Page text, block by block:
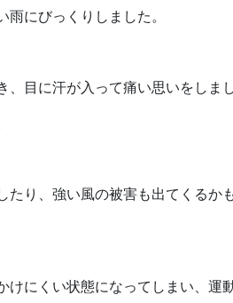
にびっくりしました。
目に汗が入って痛い思いをしまし
たり、強い風の被害も出てくるか
にくい状態になってしまい、運